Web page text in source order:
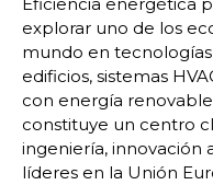
explorar uno de los
mundo en
edificios, sistemas
con energía
constituye un centro
ingeniería, innovación
líderes en la Unión